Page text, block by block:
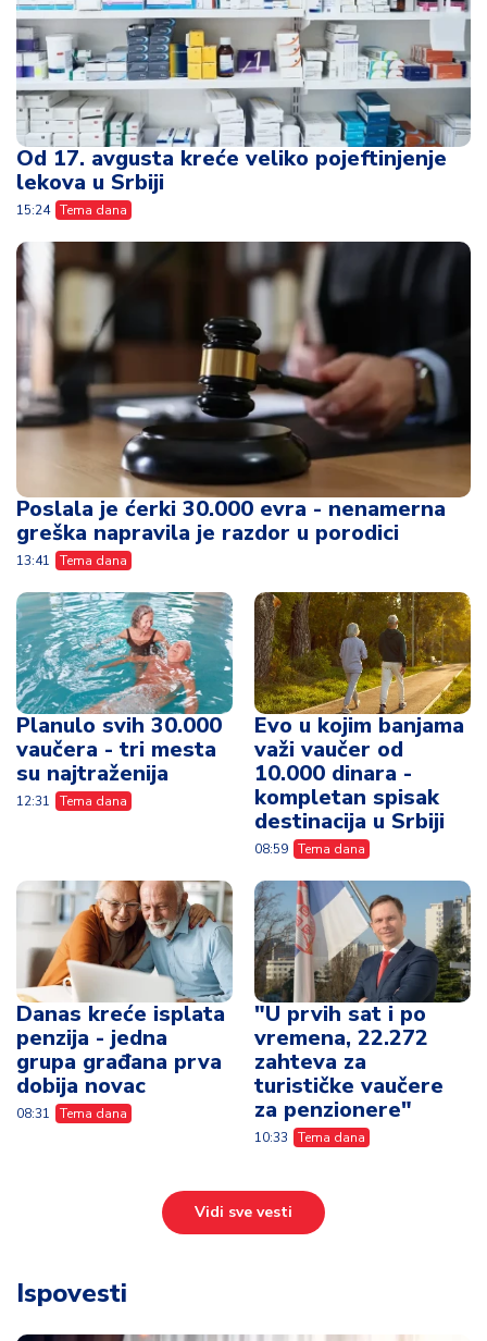
15:24 Tema dana
Poslala je ćerki 30.000 evra - nenamerna
greška napravila je razdor u porodici
Tema dana
Planulo svih 30.000
vaučera - tri mesta
su najtraženija
12:31 Tema dana
Evo u kojim banjama
važi vaučer od
kompletan spisak
destinacija u Srbiji
08:59 Tema dana
Danas kreće isplata
dobija novac
Tema dana
"U prvih sat i po
vremena, 22.272
zahteva za
turističke vaučere
za penzionere"
10:33 Tema dana
Vidi sve vesti
Ispovesti